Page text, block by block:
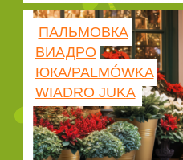
ПАЛЬМОВКА
ВИАДРО
ЮКА/PALMÓWKA
WIADRO JUKA